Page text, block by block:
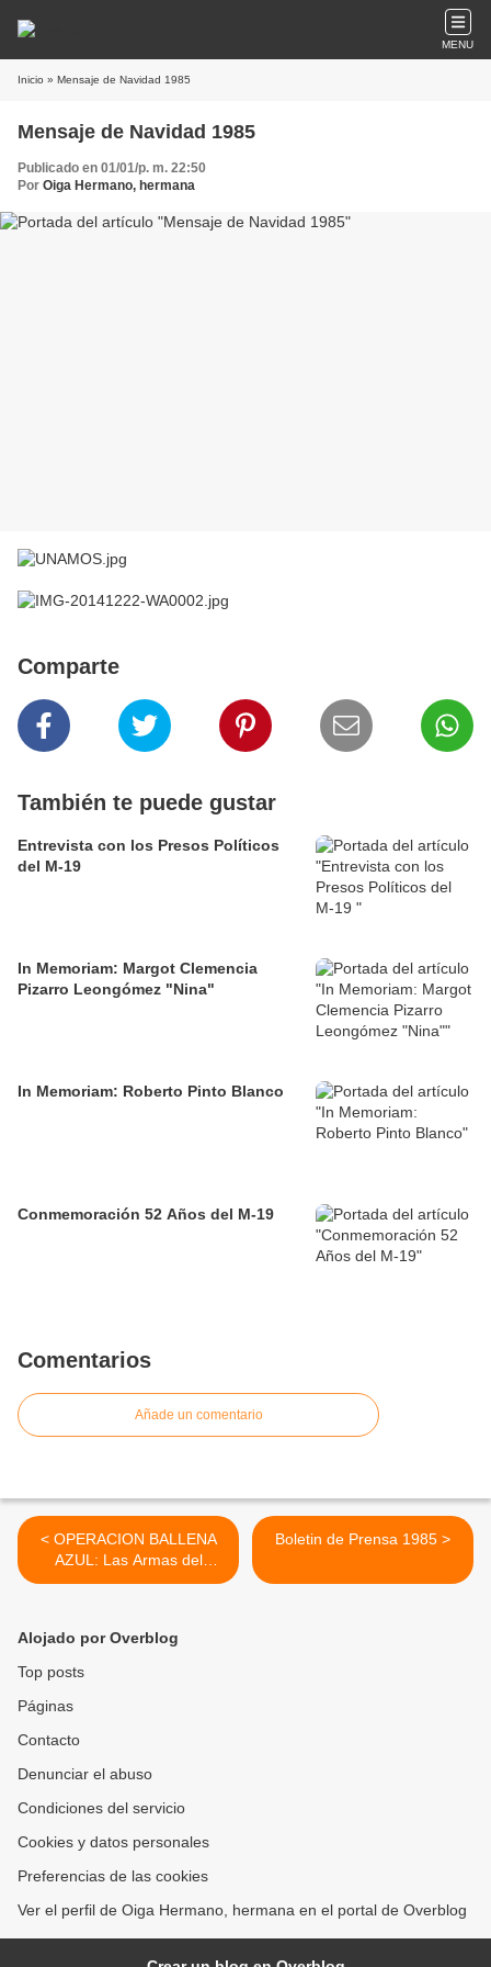
MENU
Inicio » Mensaje de Navidad 1985
Mensaje de Navidad 1985
Publicado en 01/01/p. m. 22:50
Por Oiga Hermano, hermana
Comparte
También te puede gustar
Entrevista con los Presos Políticos
del M-19
In Memoriam: Margot Clemencia
Pizarro Leongómez "Nina"
In Memoriam: Roberto Pinto Blanco
Conmemoración 52 Años del M-19
Comentarios
Añade un comentario
< OPERACION BALLENA
AZUL: Las Armas del
Canton Norte...
Boletin de Prensa 1985 >
Alojado por Overblog
Top posts
Páginas
Contacto
Denunciar el abuso
Condiciones del servicio
Cookies y datos personales
Preferencias de las cookies
Ver el perfil de Oiga Hermano, hermana en el portal de Overblog